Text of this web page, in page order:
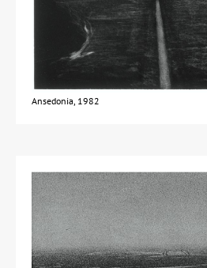
Ansedonia, 1982